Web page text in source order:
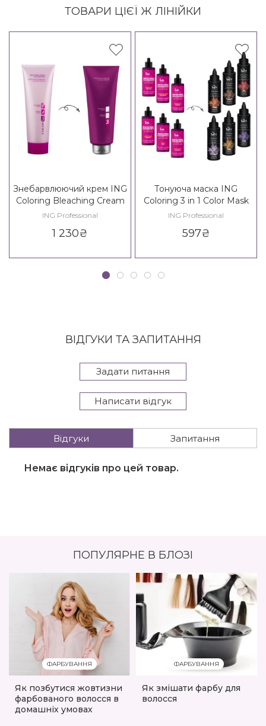
ТОВАРИ ЦІЄЇ Ж ЛІНІЙКИ
Знебарвлюючий крем ING
Coloring Bleaching Cream
ING Professional
1 230₴
Тонуюча маска ING
Coloring 3 in 1 Color Mask
ING Professional
597₴
ВІДГУКИ ТА ЗАПИТАННЯ
Задати питання
Написати відгук
Відгуки Запитання
Немає відгуків про цей товар.
ПОПУЛЯРНЕ В БЛОЗІ
ФАРБУВАННЯ
Як позбутися жовтизни
фарбованого волосся в
домашніх умовах
ФАРБУВАННЯ
Як змішати фарбу для
волосся